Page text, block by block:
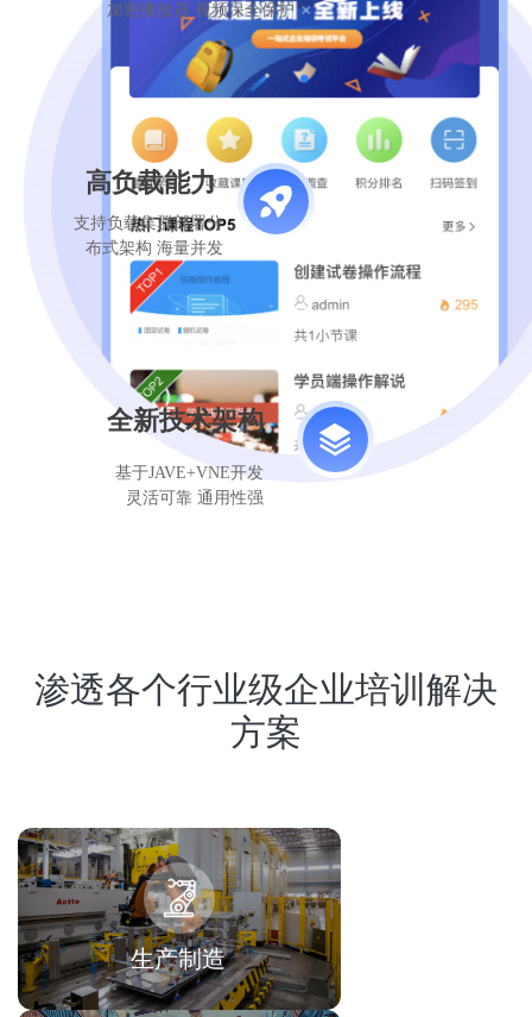
加密播放器 视频保全保护
高负载能力
支持负载集群部署分
布式架构 海量并发
全新技术架构
基于JAVE+VNE开发
灵活可靠 通用性强
渗透各个行业级企业培训解决
方案
生产制造